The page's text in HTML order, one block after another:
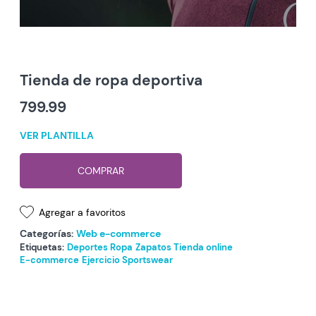
Tienda de ropa deportiva
799.99
VER PLANTILLA
COMPRAR
Agregar a favoritos
Categorías: Web e-commerce
Etiquetas: Deportes Ropa Zapatos Tienda online
E-commerce Ejercicio Sportswear